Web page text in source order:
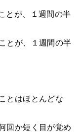
とが、１週間の半
とが、１週間の半
とはほとんどな
回か短く目が覚め